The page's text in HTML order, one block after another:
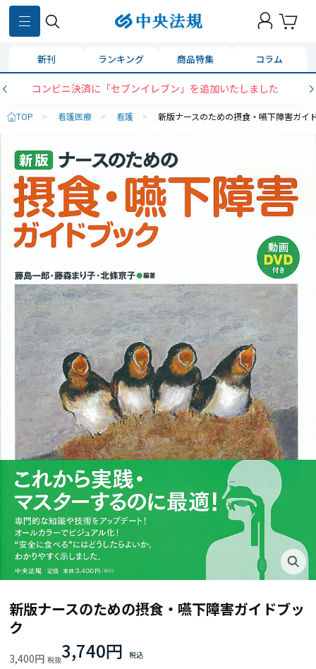
新刊 ランキング 商品特集 コラム
コンビニ決済に「セブンイレブン」を追加いたしました
TOP > 看護医療 > 看護 > 新版ナースのための摂食・嚥下障害ガイ
新版ナースのための摂食・嚥下障害ガイドブッ
ク
3,400円 3,740円